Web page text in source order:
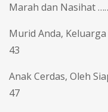
Marah dan Nasihat
Murid Anda,
43
Anak Cerdas, Oleh
47